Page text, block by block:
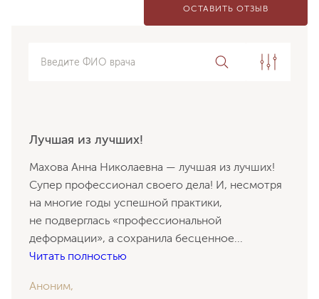
Лучшая из лучших!
Махова Анна Николаевна — лучшая из лучших!
Супер профессионал своего дела! И, несмотря
на многие годы успешной практики,
не подверглась «профессиональной
деформации», а сохранила бесценное...
Читать полностью
Аноним,
Введите ФИО врача
ОСТАВИТЬ ОТЗЫВ